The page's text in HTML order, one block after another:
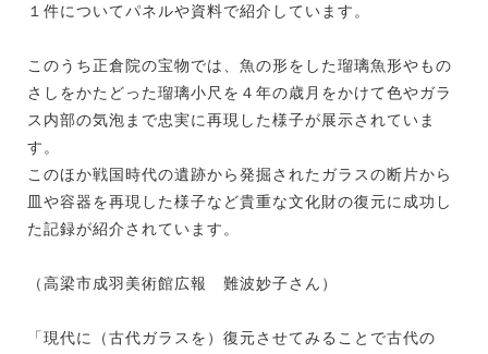
１件についてパネルや資料で紹介しています。
このうち正倉院の宝物では、魚の形をした瑠璃魚形やもの
さしをかたどった瑠璃小尺を４年の歳月をかけて色やガラ
ス内部の気泡まで忠実に再現した様子が展示されていま
す。
このほか戦国時代の遺跡から発掘されたガラスの断片から
皿や容器を再現した様子など貴重な文化財の復元に成功し
た記録が紹介されています。
（高梁市成羽美術館広報 難波妙子さん）
「現代に（古代ガラスを）復元させてみることで古代の